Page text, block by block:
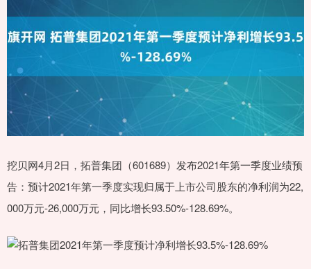
挖贝网4月2日，拓普集团（601689）发布2021年第一季度业绩预
告：预计2021年第一季度实现归属于上市公司股东的净利润为22,
000万元-26,000万元，同比增长93.50%-128.69%。